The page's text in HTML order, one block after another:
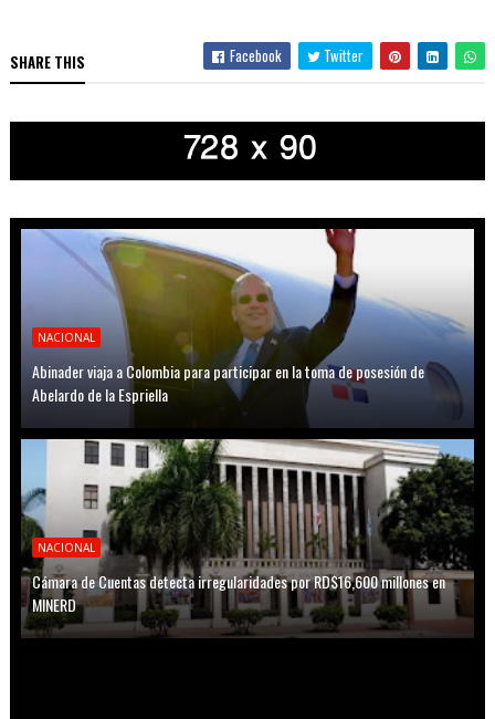
SHARE THIS Facebook Twitter
NACIONAL
Abinader viaja a Colombia para participar en la toma de posesión de
Abelardo de la Espriella
NACIONAL
Cámara de Cuentas detecta irregularidades por RD$16,600 millones en
MINERD